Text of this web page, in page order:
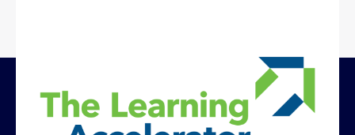
The Learning Accelerator を使用し
て開発